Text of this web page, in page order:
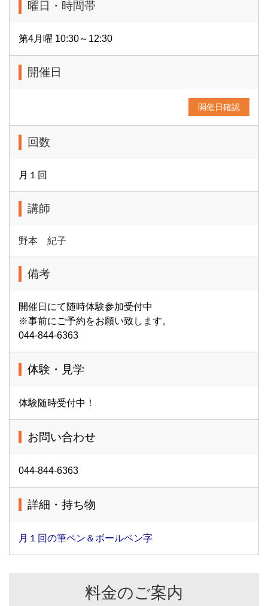
曜日・時間帯
第4月曜 10:30～12:30
開催日
開催日確認
回数
月１回
講師
野本 紀子
備考
開催日にて随時体験参加受付中
※事前にご予約をお願い致します。
044-844-6363
体験・見学
体験随時受付中！
お問い合わせ
044-844-6363
詳細・持ち物
月１回の筆ペン＆ボールペン字
料金のご案内